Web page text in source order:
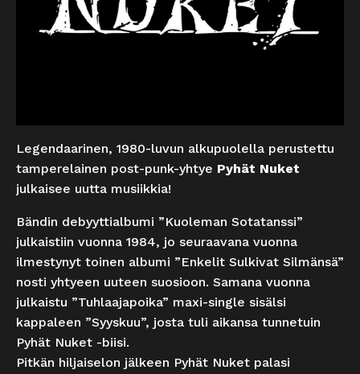
Legendaarinen, 1980-luvun alkupuolella perustettu
tamperelainen post-punk-yhtye Pyhät Nuket
julkaisee uutta musiikkia!
Bändin debyyttialbumi ”Kuoleman Sotatanssi”
julkaistiin vuonna 1984, jo seuraavana vuonna
ilmestynyt toinen albumi ”Enkelit Sulkivat Silmänsä”
nosti yhtyeen uuteen suosioon. Samana vuonna
julkaistu ”Tuhlaajapoika” maxi-single sisälsi
kappaleen ”Syyskuu”, josta tuli aikansa tunnetuin
Pyhät Nuket -biisi.
Pitkän hiljaiselon jälkeen Pyhät Nuket palasi